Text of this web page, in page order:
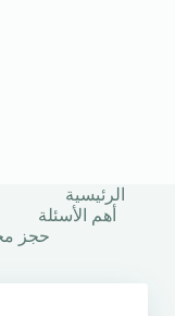
الرئيسية
أهم الأسئلة
حجز